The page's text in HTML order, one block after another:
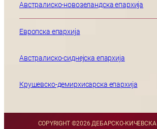
Австралиско-новозеландска епархија
Европска епархија
Австралиско-сиднејска епархија
Крушевско-демирхисарска епархија
COPYRIGHT ©2026 ДЕБАРСКО-